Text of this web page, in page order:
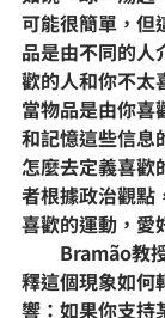
可能很簡單，
品是由不同的人
歡的人和你不太
當物品是由你喜
和記憶這些信息
怎麼去定義喜歡
者根據政治觀點
喜歡的運動，愛
Bramão教授
釋這個現象如何
響：如果你支持